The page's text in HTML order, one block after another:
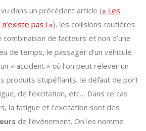
dans un précédent article (« Les
pas ! »), les collisions routières
combinaison de facteurs et non d’une
de temps, le passager d’un véhicule
« accident » où l’on peut relever un
produits stupéfiants, le défaut de port
de l’excitation, etc… Dans ce cas
la fatigue et l’excitation sont des
de l’évènement. On les nomme